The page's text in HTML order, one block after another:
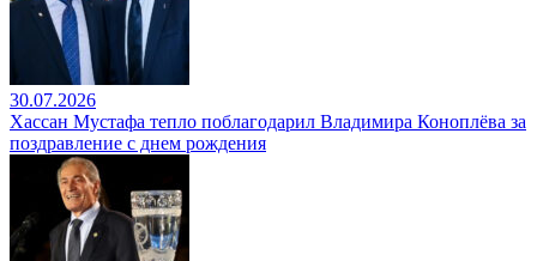
30.07.2026
Хассан Мустафа тепло поблагодарил Владимира Коноплёва за
поздравление с днем рождения